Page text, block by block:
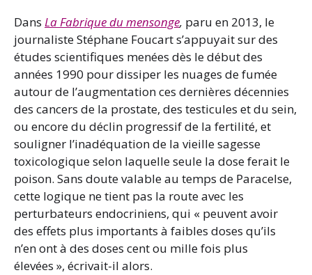
Dans La Fabrique du mensonge, paru en 2013, le
journaliste Stéphane Foucart s’appuyait sur des
études scientifiques menées dès le début des
années 1990 pour dissiper les nuages de fumée
autour de l’augmentation ces dernières décennies
des cancers de la prostate, des testicules et du sein,
ou encore du déclin progressif de la fertilité, et
souligner l’inadéquation de la vieille sagesse
toxicologique selon laquelle seule la dose ferait le
poison. Sans doute valable au temps de Paracelse,
cette logique ne tient pas la route avec les
perturbateurs endocriniens, qui « peuvent avoir
des effets plus importants à faibles doses qu’ils
n’en ont à des doses cent ou mille fois plus
élevées », écrivait-il alors.